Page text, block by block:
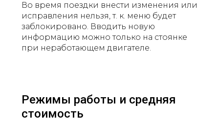
Во время поездки внести изменения или
исправления нельзя, т. к. меню будет
заблокировано. Вводить новую
информацию можно только на стоянке
при неработающем двигателе.
Режимы работы и средняя
стоимость